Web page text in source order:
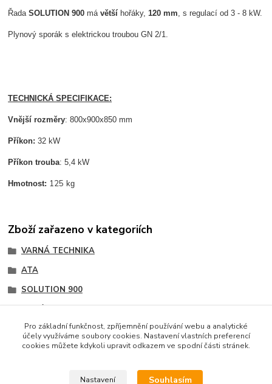
ŘadaSOLUTION 900 mávětší hořáky,120 mm, s regulací od 3 - 8 kW.
Plynový sporák s elektrickou troubou GN 2/1.
TECHNICKÁ SPECIFIKACE:
Vnější rozměry: 800x900x850 mm
Příkon: 32 kW
Příkon trouba: 5,4 kW
Hmotnost: 125 kg
Zboží zařazeno v kategoriích
VARNÁ TECHNIKA
ATA
SOLUTION 900
Sporáky,vařidla
vystavit kupujícímu účtenku. Zároveň je povinen zaevidovat
Pro základní funkčnost, zpříjemnění používání webu a analytické
účely využíváme soubory cookies. Nastavení vlastních preferencí
cookies můžete kdykoli upravit odkazem ve spodní části stránek.
Nastavení Souhlasím